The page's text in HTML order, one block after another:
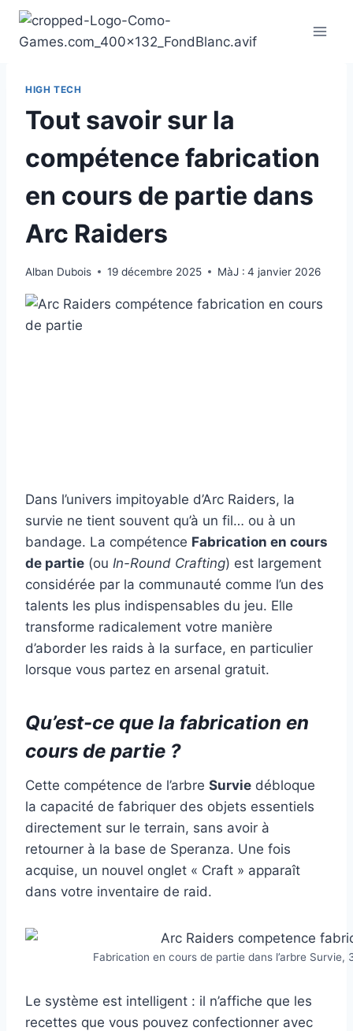
Aller
contenu
HIGH TECH
Tout savoir sur la
compétence fabrication
en cours de partie dans
Arc Raiders
Alban Dubois 19 décembre 2025 MàJ : 4 janvier 2026
Dans l’univers impitoyable d’Arc Raiders, la
survie ne tient souvent qu’à un fil… ou à un
bandage. La compétence Fabrication en cours
de partie (ou In-Round Crafting) est largement
considérée par la communauté comme l’un des
talents les plus indispensables du jeu. Elle
transforme radicalement votre manière
d’aborder les raids à la surface, en particulier
lorsque vous partez en arsenal gratuit.
Qu’est-ce que la fabrication en
cours de partie ?
Cette compétence de l’arbre Survie débloque
la capacité de fabriquer des objets essentiels
directement sur le terrain, sans avoir à
retourner à la base de Speranza. Une fois
acquise, un nouvel onglet « Craft » apparaît
dans votre inventaire de raid.
Fabrication en cours de partie dans l’arbre
Le système est intelligent : il n’affiche que les
recettes que vous pouvez confectionner avec